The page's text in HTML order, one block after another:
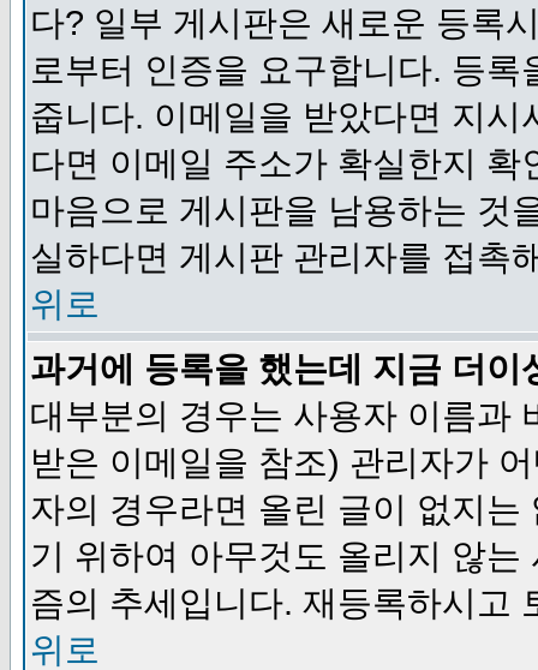
다? 일부 게시판은 새로운 등록
로부터 인증을 요구합니다. 등
줍니다. 이메일을 받았다면 지
다면 이메일 주소가 확실한지
마음으로 게시판을 남용하는 것
실하다면 게시판 관리자를 접촉
위로
과거에 등록을 했는데 지금 더
대부분의 경우는 사용자 이름과
받은 이메일을 참조) 관리자가
자의 경우라면 올린 글이 없지
기 위하여 아무것도 올리지 않
즘의 추세입니다. 재등록하시고
위로